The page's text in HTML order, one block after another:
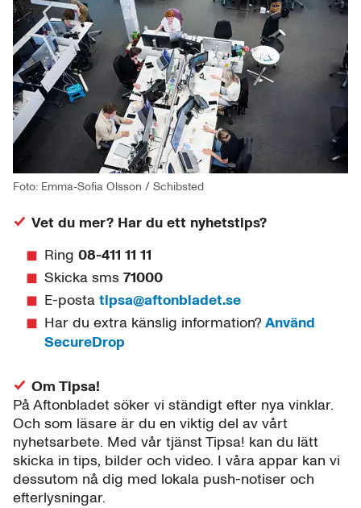
Foto: Emma-Sofia Olsson / Schibsted
Vet du mer? Har du ett nyhetstips?
Ring 08-411 11 11
Skicka sms 71000
E-posta tipsa@aftonbladet.se
Har du extra känslig information? Använd
SecureDrop
Om Tipsa!
På Aftonbladet söker vi ständigt efter nya vinklar.
Och som läsare är du en viktig del av vårt
nyhetsarbete. Med vår tjänst Tipsa! kan du lätt
skicka in tips, bilder och video. I våra appar kan vi
dessutom nå dig med lokala push-notiser och
efterlysningar.